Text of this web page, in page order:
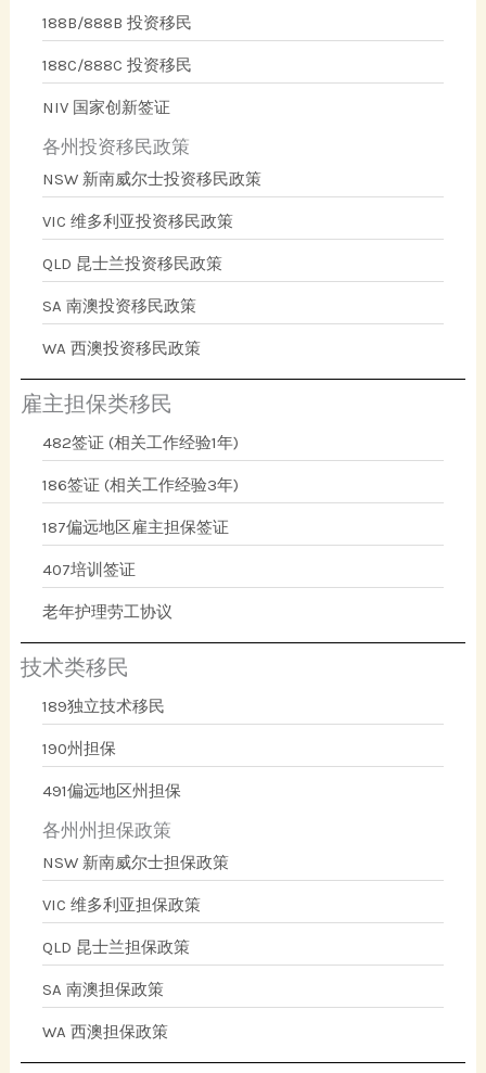
188B/888B 投资移民
188C/888C 投资移民
NIV 国家创新签证
各州投资移民政策
NSW 新南威尔士投资移民政策
VIC 维多利亚投资移民政策
QLD 昆士兰投资移民政策
SA 南澳投资移民政策
WA 西澳投资移民政策
雇主担保类移民
482签证 (相关工作经验1年)
186签证 (相关工作经验3年)
187偏远地区雇主担保签证
407培训签证
老年护理劳工协议
技术类移民
189独立技术移民
190州担保
491偏远地区州担保
各州州担保政策
NSW 新南威尔士担保政策
VIC 维多利亚担保政策
QLD 昆士兰担保政策
SA 南澳担保政策
WA 西澳担保政策